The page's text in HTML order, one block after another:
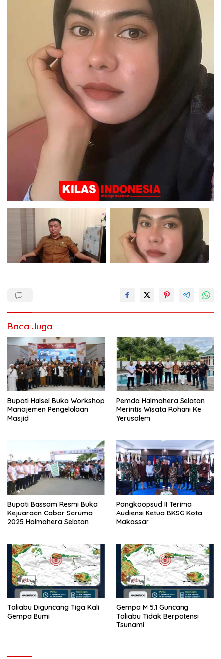
Baca Juga
Bupati Halsel Buka Workshop
Manajemen Pengelolaan
Masjid
Pemda Halmahera Selatan
Merintis Wisata Rohani Ke
Yerusalem
Bupati Bassam Resmi Buka
Kejuaraan Cabor Saruma
2025 Halmahera Selatan
Pangkoopsud II Terima
Audiensi Ketua BKSG Kota
Makassar
Taliabu Diguncang Tiga Kali
Gempa Bumi
Gempa M 5.1 Guncang
Taliabu Tidak Berpotensi
Tsunami